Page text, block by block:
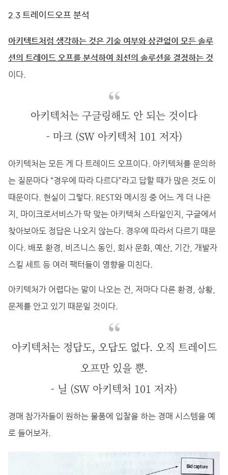
2.3 트레이드오프 분석
아키텍트처럼 생각하는 것은 기술 여부와 상관없이 모든 솔루
션의 트레이드 오프를 분석하여 최선의 솔루션을 결정하는 것
이다.
아키텍처는 구글링해도 안 되는 것이다
- 마크 (SW 아키텍처 101 저자)
아키텍처는 모든 게 다 트레이드 오프이다. 아키텍처를 문의하
는 질문마다 “경우에 따라 다르다”라고 답할 때가 많은 것도 이
때문이다. 현실이 그렇다. REST와 메시징 중 어느 게 더 나은
지, 마이크로서비스가 딱 맞는 아키텍처 스타일인지, 구글에서
찾아보아도 정답은 나오지 않는다. 경우에 따라서 다르기 때문
이다. 배포 환경, 비즈니스 동인, 회사 문화, 예산, 기간, 개발자
스킬 세트 등 여러 팩터들이 영향을 미친다.
아키텍처가 어렵다는 말이 나오는 건, 저마다 다른 환경, 상황,
문제를 안고 있기 때문일 것이다.
아키텍처는 정답도, 오답도 없다. 오직 트레이드
오프만 있을 뿐.
- 닐 (SW 아키텍처 101 저자)
경매 참가자들이 원하는 물품에 입찰을 하는 경매 시스템을 예
로 들어보자.